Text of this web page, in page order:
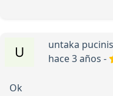
untaka pucinis
hace 3 años -
Ok